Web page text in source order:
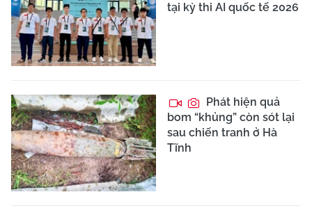
tại kỳ thi AI quốc tế 2026
Phát hiện quả
bom “khủng” còn sót lại
sau chiến tranh ở Hà
Tĩnh